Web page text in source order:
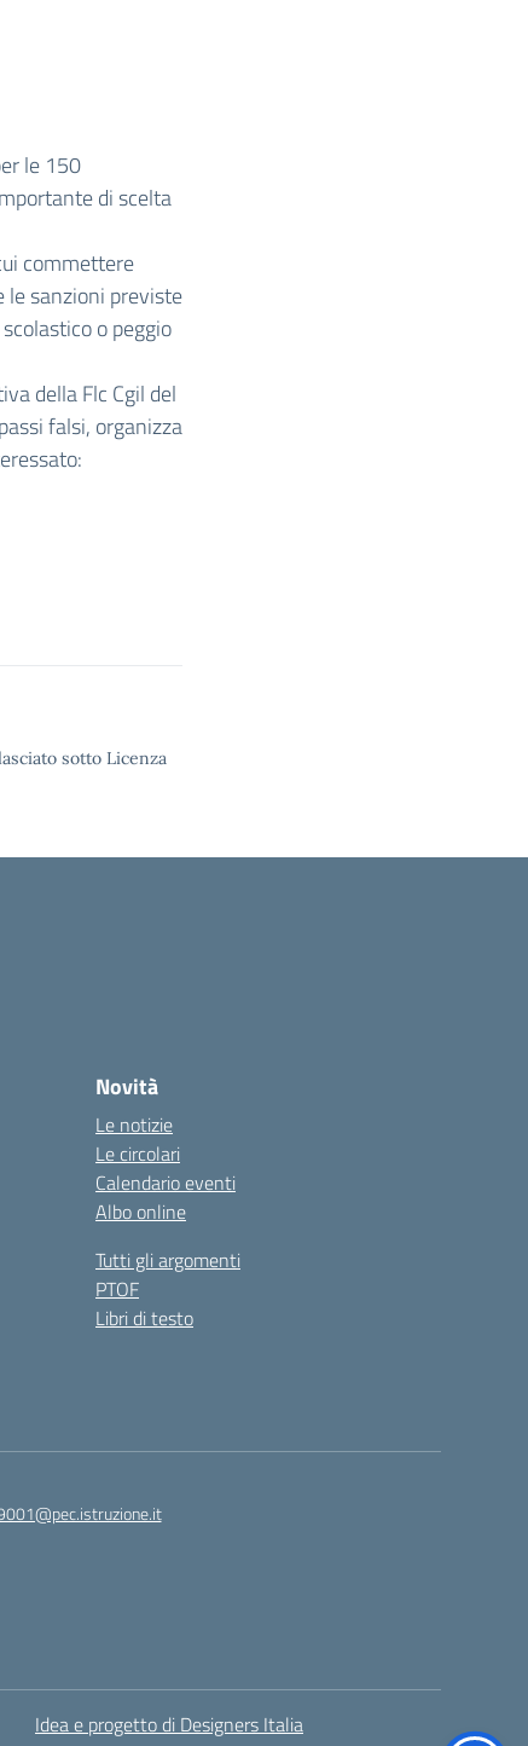
le 150
di scelta
commettere
le sanzioni previste
o peggio
della Flc Cgil del
falsi, organizza
sotto Licenza
Novità
Le notizie
Le circolari
Calendario eventi
Albo online
Tutti gli argomenti
PTOF
Libri di testo
Idea e progetto di Designers Italia